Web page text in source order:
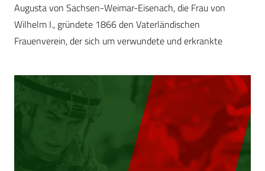
Augusta von Sachsen-Weimar-Eisenach, die Frau von
Wilhelm I., gründete 1866 den Vaterländischen
Frauenverein, der sich um verwundete und erkrankte